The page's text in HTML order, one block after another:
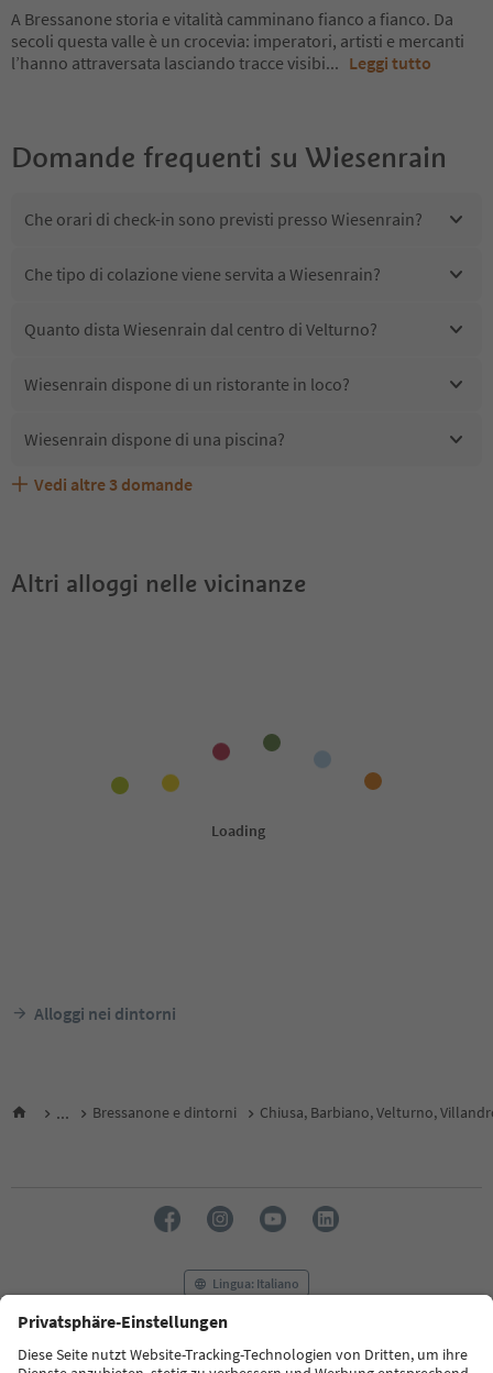
A Bressanone storia e vitalità camminano fianco a fianco. Da
secoli questa valle è un crocevia: imperatori, artisti e mercanti
l’hanno attraversata lasciando tracce visibi... Leggi tutto
Domande frequenti su Wiesenrain
Che orari di check-in sono previsti presso Wiesenrain?
Che tipo di colazione viene servita a Wiesenrain?
Quanto dista Wiesenrain dal centro di Velturno?
Wiesenrain dispone di un ristorante in loco?
Wiesenrain dispone di una piscina?
Wiesenrain accetta animali domestici?
Quali servizi/attività sono disponibili presso Wiesenrain?
Gli ospiti di Wiesenrain ricevono l'Alto Adige Guest Pass?
Vedi altre 3 domande
Altri alloggi nelle vicinanze
Alloggi nei dintorni
... Bressanone e dintorni Chiusa, Barbiano, Velturno,
Lingua: Italiano
FAQ Contatti Press MICE
Privacy Policy